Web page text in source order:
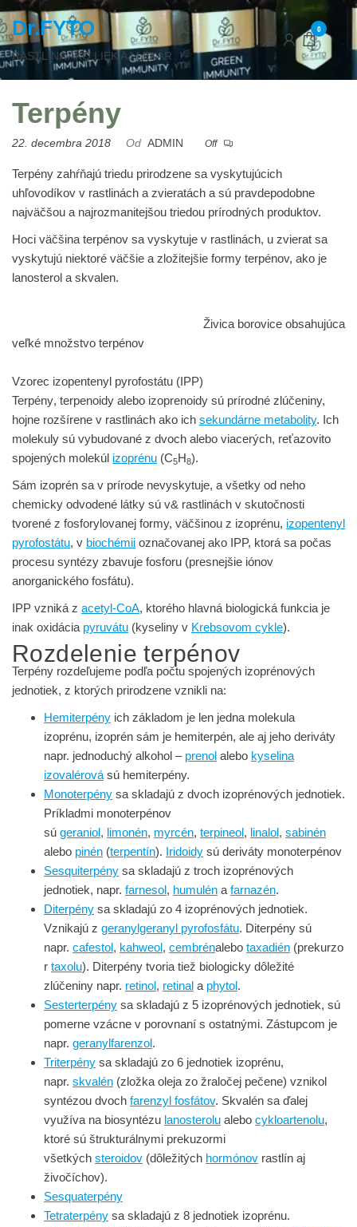
Dr.FYTO
RASTLINA AKO LIEK AJ LEKÁR
0
Terpény
22. decembra 2018 Od ADMIN Off
Terpény zahŕňajú triedu prirodzene sa vyskytujúcich
uhľovodíkov v rastlinách a zvieratách a sú pravdepodobne
najväčšou a najrozmanitejšou triedou prírodných produktov.
Hoci väčšina terpénov sa vyskytuje v rastlinách, u zvierat sa
vyskytujú niektoré väčšie a zložitejšie formy terpénov, ako je
lanosterol a skvalen.
Živica borovice obsahujúca
veľké množstvo terpénov
Vzorec izopentenyl pyrofostátu (IPP)
Terpény, terpenoidy alebo izoprenoidy sú prírodné zlúčeniny,
hojne rozšírene v rastlinách ako ich sekundárne metabolity. Ich
molekuly sú vybudované z dvoch alebo viacerých, reťazovito
spojených molekúl izoprénu (C5H8).
Sám izoprén sa v prírode nevyskytuje, a všetky od neho
chemicky odvodené látky sú v& rastlinách v skutočnosti
tvorené z fosforylovanej formy, väčšinou z izoprénu, izopentenyl
pyrofostátu, v biochémii označovanej ako IPP, ktorá sa počas
procesu syntézy zbavuje fosforu (presnejšie iónov
anorganického fosfátu).
IPP vzniká z acetyl-CoA, ktorého hlavná biologická funkcia je
inak oxidácia pyruvátu (kyseliny v Krebsovom cykle).
Rozdelenie terpénov
Terpény rozdeľujeme podľa počtu spojených izoprénových
jednotiek, z ktorých prirodzene vznikli na:
Hemiterpény ich základom je len jedna molekula
izoprénu, izoprén sám je hemiterpén, ale aj jeho deriváty
napr. jednoduchý alkohol – prenol alebo kyselina
izovalérová sú hemiterpény.
Monoterpény sa skladajú z dvoch izoprénových jednotiek.
Príkladmi monoterpénov
sú geraniol, limonén, myrcén, terpineol, linalol, sabinén
alebo pinén (terpentín). Iridoidy sú deriváty monoterpénov
Sesquiterpény sa skladajú z troch izoprénových
jednotiek, napr. farnesol, humulén a farnazén.
Diterpény sa skladajú zo 4 izoprénových jednotiek.
Vznikajú z geranylgeranyl pyrofosfátu. Diterpény sú
napr. cafestol, kahweol, cembrénalebo taxadién (prekurzo
r taxolu). Diterpény tvoria tiež biologicky dôležité
zlúčeniny napr. retinol, retinal a phytol.
Sesterterpény sa skladajú z 5 izoprénových jednotiek, sú
pomerne vzácne v porovnaní s ostatnými. Zástupcom je
napr. geranylfarenzol.
Triterpény sa skladajú zo 6 jednotiek izoprénu,
napr. skvalén (zložka oleja zo žraločej pečene) vznikol
syntézou dvoch farenzyl fosfátov. Skvalén sa ďalej
využíva na biosyntézu lanosterolu alebo cykloartenolu,
ktoré sú štrukturálnymi prekuzormi
všetkých steroidov (dôležitých hormónov rastlín aj
živočíchov).
Sesquaterpény
Tetraterpény sa skladajú z 8 jednotiek izoprénu.